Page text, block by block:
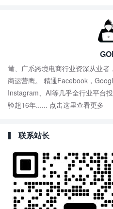
莆、广系跨境电商行业资深从业
商运营鹰。 精通Facebook，
Instagram、AI等几乎全行业平台
验超16年...... 点击这里查看更多
联系站长